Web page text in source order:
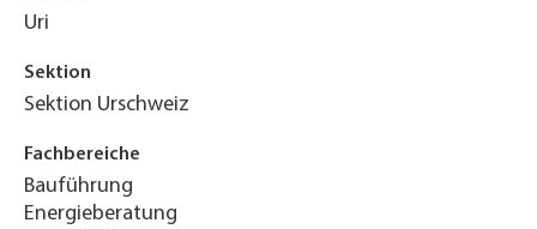
Uri
Sektion
Sektion Urschweiz
Fachbereiche
Bauführung
Energieberatung